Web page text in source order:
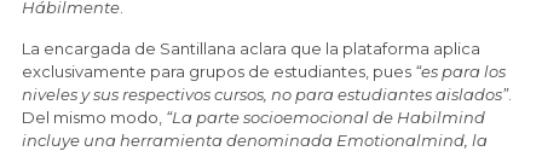
Hábilmente.
La encargada de Santillana aclara que la plataforma aplica
exclusivamente para grupos de estudiantes, pues “es para los
niveles y sus respectivos cursos, no para estudiantes aislados”.
Del mismo modo, “La parte socioemocional de Habilmind
incluye una herramienta denominada Emotionalmind, la